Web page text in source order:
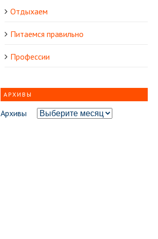
Отдыхаем
Питаемся правильно
Профессии
АРХИВЫ
Архивы